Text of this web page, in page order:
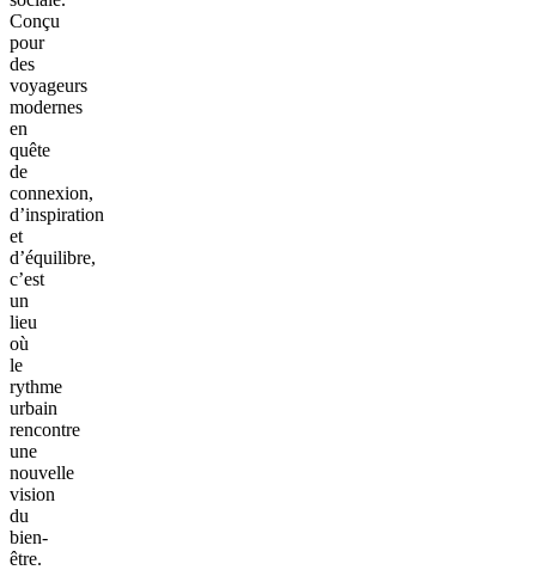
Conçu
pour
des
voyageurs
modernes
en
quête
de
connexion,
d’inspiration
et
d’équilibre,
c’est
un
lieu
où
le
rythme
urbain
rencontre
une
nouvelle
vision
du
bien-
être.